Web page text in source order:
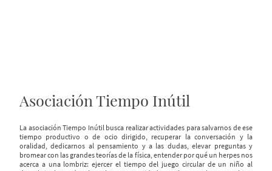
Asociación Tiempo Inútil
La asociación Tiempo Inútil busca realizar actividades para salvarnos de ese
tiempo productivo o de ocio dirigido, recuperar la conversación y la
oralidad, dedicarnos al pensamiento y a las dudas, elevar preguntas y
bromear con las grandes teorías de la física, entender por qué un herpes nos
acerca a una lombriz: ejercer el tiempo del juego circular de un niño al